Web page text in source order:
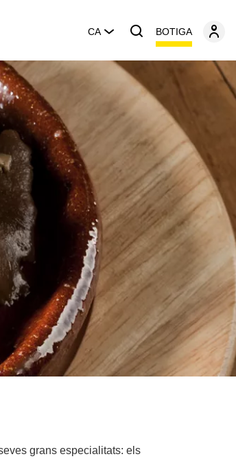
CA BOTIGA
grans especialitats: els